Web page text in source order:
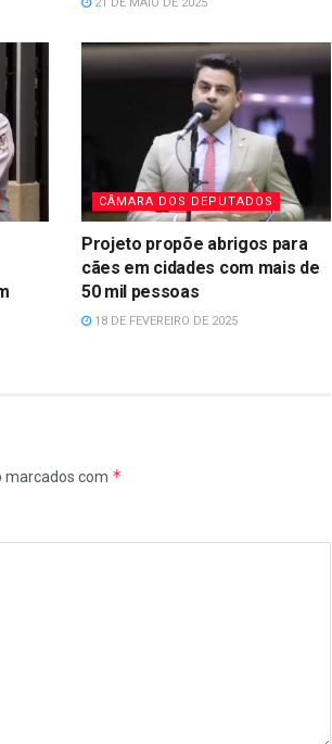
21 DE MAIO DE 2025
CÂMARA DOS DEPUTADOS
Projeto propõe abrigos para
cães em cidades com mais de
50 mil pessoas
18 DE FEVEREIRO DE 2025
marcados com *